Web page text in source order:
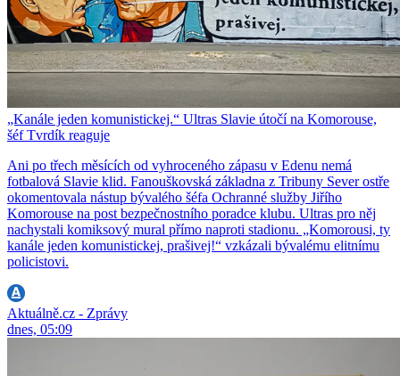
„Kanále jeden komunistickej.“ Ultras Slavie útočí na Komorouse,
šéf Tvrdík reaguje
Ani po třech měsících od vyhroceného zápasu v Edenu nemá
fotbalová Slavie klid. Fanouškovská základna z Tribuny Sever ostře
okomentovala nástup bývalého šéfa Ochranné služby Jiřího
Komorouse na post bezpečnostního poradce klubu. Ultras pro něj
nachystali komiksový mural přímo naproti stadionu. „Komorousi, ty
kanále jeden komunistickej, prašivej!“ vzkázali bývalému elitnímu
policistovi.
Aktuálně.cz - Zprávy
dnes, 05:09